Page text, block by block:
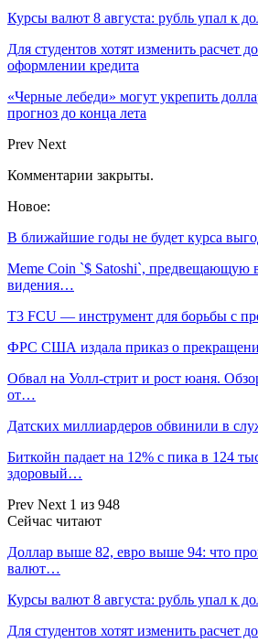
Курсы валют 8 августа: рубль упал к
Для студентов хотят изменить расчет
оформлении кредита
«Черные лебеди» могут укрепить
прогноз до конца лета
Prev Next
Комментарии закрыты.
Новое:
В ближайшие годы не будет курса
Meme Coin `$ Satoshi`, предвещающую
видения…
T3 FCU — инструмент для борьбы с
ФРС США издала приказ о
Обвал на Уолл-стрит и рост юаня.
от…
Датских миллиардеров обвинили в
Биткойн падает на 12% с пика в 124
здоровый…
Prev Next 1 из 948
Сейчас читают
Доллар выше 82, евро выше 94: что
валют…
Курсы валют 8 августа: рубль упал к
Для студентов хотят изменить расчет